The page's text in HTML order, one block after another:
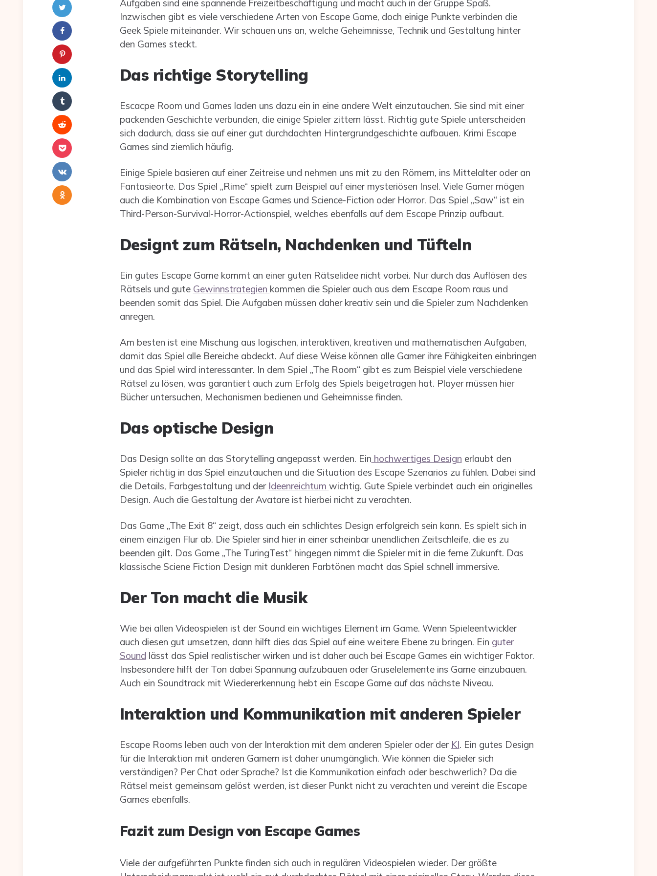
Aufgaben sind eine spannende Freizeitbeschäftigung und macht auch in der Gruppe Spaß.
Inzwischen gibt es viele verschiedene Arten von Escape Game, doch einige Punkte verbinden die
Geek Spiele miteinander. Wir schauen uns an, welche Geheimnisse, Technik und Gestaltung hinter
den Games steckt.
Das richtige Storytelling
Escacpe Room und Games laden uns dazu ein in eine andere Welt einzutauchen. Sie sind mit einer
packenden Geschichte verbunden, die einige Spieler zittern lässt. Richtig gute Spiele unterscheiden
sich dadurch, dass sie auf einer gut durchdachten Hintergrundgeschichte aufbauen. Krimi Escape
Games sind ziemlich häufig.
Einige Spiele basieren auf einer Zeitreise und nehmen uns mit zu den Römern, ins Mittelalter oder an
Fantasieorte. Das Spiel „Rime“ spielt zum Beispiel auf einer mysteriösen Insel. Viele Gamer mögen
auch die Kombination von Escape Games und Science-Fiction oder Horror. Das Spiel „Saw“ ist ein
Third-Person-Survival-Horror-Actionspiel, welches ebenfalls auf dem Escape Prinzip aufbaut.
Designt zum Rätseln, Nachdenken und Tüfteln
Ein gutes Escape Game kommt an einer guten Rätselidee nicht vorbei. Nur durch das Auflösen des
Rätsels und gute Gewinnstrategien kommen die Spieler auch aus dem Escape Room raus und
beenden somit das Spiel. Die Aufgaben müssen daher kreativ sein und die Spieler zum Nachdenken
anregen.
Am besten ist eine Mischung aus logischen, interaktiven, kreativen und mathematischen Aufgaben,
damit das Spiel alle Bereiche abdeckt. Auf diese Weise können alle Gamer ihre Fähigkeiten einbringen
und das Spiel wird interessanter. In dem Spiel „The Room“ gibt es zum Beispiel viele verschiedene
Rätsel zu lösen, was garantiert auch zum Erfolg des Spiels beigetragen hat. Player müssen hier
Bücher untersuchen, Mechanismen bedienen und Geheimnisse finden.
Das optische Design
Das Design sollte an das Storytelling angepasst werden. Ein hochwertiges Design erlaubt den
Spieler richtig in das Spiel einzutauchen und die Situation des Escape Szenarios zu fühlen. Dabei sind
die Details, Farbgestaltung und der Ideenreichtum wichtig. Gute Spiele verbindet auch ein originelles
Design. Auch die Gestaltung der Avatare ist hierbei nicht zu verachten.
Das Game „The Exit 8“ zeigt, dass auch ein schlichtes Design erfolgreich sein kann. Es spielt sich in
einem einzigen Flur ab. Die Spieler sind hier in einer scheinbar unendlichen Zeitschleife, die es zu
beenden gilt. Das Game „The TuringTest“ hingegen nimmt die Spieler mit in die ferne Zukunft. Das
klassische Sciene Fiction Design mit dunkleren Farbtönen macht das Spiel schnell immersive.
Der Ton macht die Musik
Wie bei allen Videospielen ist der Sound ein wichtiges Element im Game. Wenn Spieleentwickler
auch diesen gut umsetzen, dann hilft dies das Spiel auf eine weitere Ebene zu bringen. Ein guter
Sound lässt das Spiel realistischer wirken und ist daher auch bei Escape Games ein wichtiger Faktor.
Insbesondere hilft der Ton dabei Spannung aufzubauen oder Gruselelemente ins Game einzubauen.
Auch ein Soundtrack mit Wiedererkennung hebt ein Escape Game auf das nächste Niveau.
Interaktion und Kommunikation mit anderen Spieler
Escape Rooms leben auch von der Interaktion mit dem anderen Spieler oder der KI. Ein gutes Design
für die Interaktion mit anderen Gamern ist daher unumgänglich. Wie können die Spieler sich
verständigen? Per Chat oder Sprache? Ist die Kommunikation einfach oder beschwerlich? Da die
Rätsel meist gemeinsam gelöst werden, ist dieser Punkt nicht zu verachten und vereint die Escape
Games ebenfalls.
Fazit zum Design von Escape Games
Viele der aufgeführten Punkte finden sich auch in regulären Videospielen wieder. Der größte